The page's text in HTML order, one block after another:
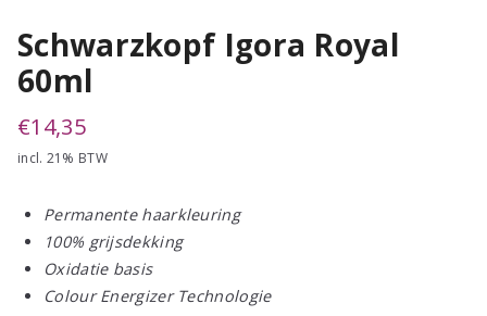
Schwarzkopf Igora Royal
60ml
€14,35
incl. 21% BTW
Permanente haarkleuring
100% grijsdekking
Oxidatie basis
Colour Energizer Technologie